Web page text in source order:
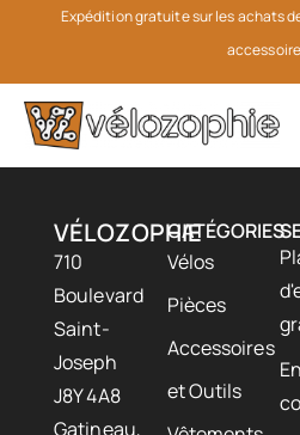
Expédition gratuite sur les achats
VÉLOZOPHIE
710
Boulevard
Saint-
Joseph
J8Y 4A8
Gatineau,
CATÉGORIES
Vélos
Pièces
Accessoires
et Outils